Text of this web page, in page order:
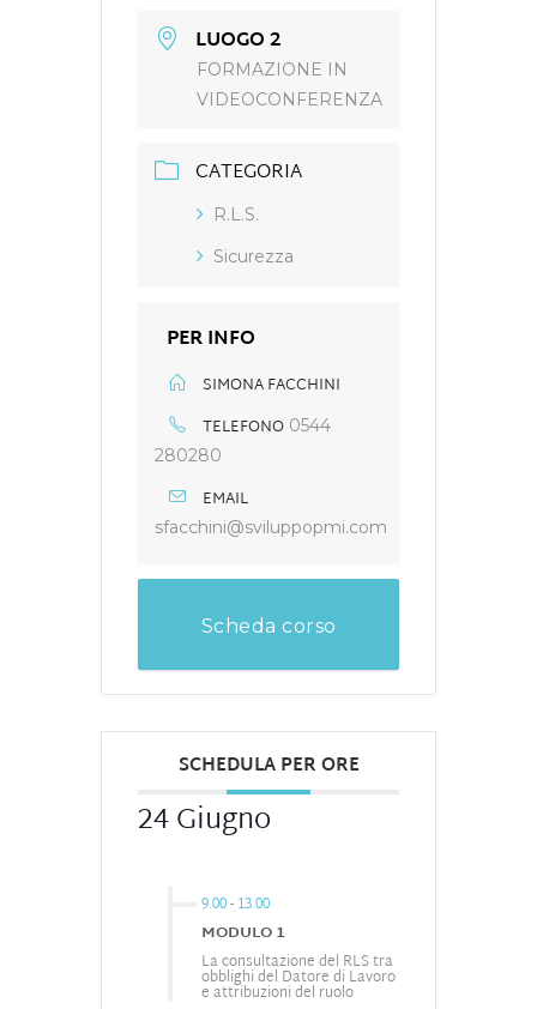
LUOGO 2
FORMAZIONE IN
VIDEOCONFERENZA
CATEGORIA
R.L.S.
Sicurezza
PER INFO
SIMONA FACCHINI
TELEFONO 0544
280280
EMAIL
sfacchini@sviluppopmi.com
Scheda corso
SCHEDULA PER ORE
24 Giugno
9.00-13.00
MODULO 1
La consultazione del RLS tra
obblighi del Datore di Lavoro
e attribuzioni del ruolo